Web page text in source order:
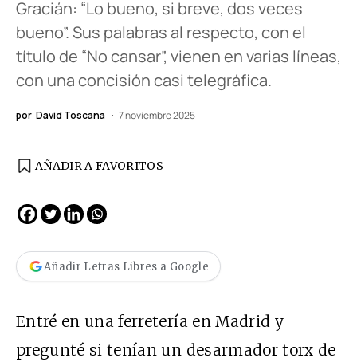
Gracián: “Lo bueno, si breve, dos veces
bueno”. Sus palabras al respecto, con el
título de “No cansar”, vienen en varias líneas,
con una concisión casi telegráfica.
por David Toscana 7 noviembre 2025
AÑADIR A FAVORITOS
Añadir Letras Libres a Google
Entré en una ferretería en Madrid y
pregunté si tenían un desarmador torx de